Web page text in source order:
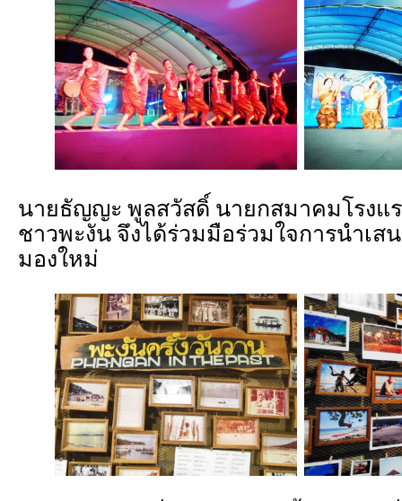
นายธัญญะ พูลสวัสดิ์ นายกสมาคมโรงแ
ชาวพะงัน จึงได้ร่วมมือร่วมใจการนำเส
มองใหม่